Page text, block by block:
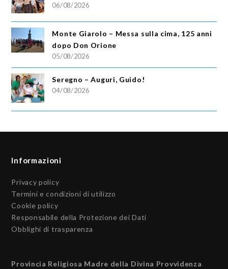
06/08/2026
Monte Giarolo – Messa sulla cima, 125 anni
dopo Don Orione
05/08/2026
Seregno – Auguri, Guido!
04/08/2026
Informazioni
Privacy policy
Termini e condizioni di utilizzo
Cookie policy
Responsabile della Protezione dei Dati
Obblighi di trasparenza
Provincia Religiosa Madre della Divina Provvidenza